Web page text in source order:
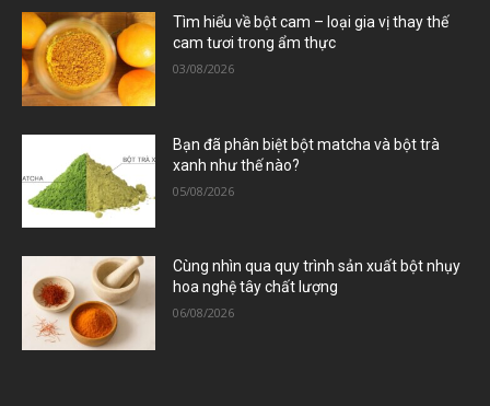
Tìm hiểu về bột cam – loại gia vị thay thế
cam tươi trong ẩm thực
03/08/2026
Bạn đã phân biệt bột matcha và bột trà
xanh như thế nào?
05/08/2026
Cùng nhìn qua quy trình sản xuất bột nhụy
hoa nghệ tây chất lượng
06/08/2026